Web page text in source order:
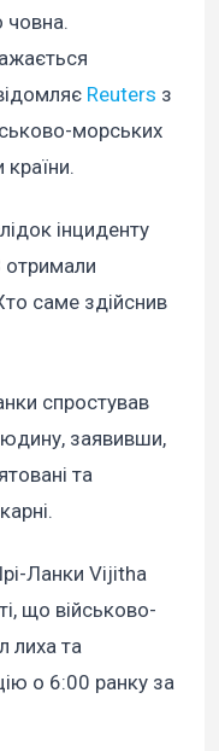
човна.
Reuters з
морських
країни.
інциденту
саме здійснив
спростував
заявивши,
та
Ланки Vijitha
що військово-
лиха та
о 6:00 ранку за